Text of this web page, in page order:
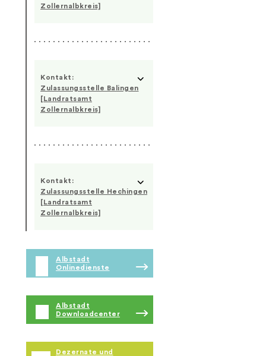
Zollernalbkreis]
Kontakt:
Zulassungsstelle Balingen
[Landratsamt
Zollernalbkreis]
Kontakt:
Zulassungsstelle Hechingen
[Landratsamt
Zollernalbkreis]
Albstadt
Onlinedienste
Albstadt
Downloadcenter
Dezernate und